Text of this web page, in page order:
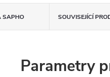
SAPHO SOUVISEJÍCÍ
Parametry